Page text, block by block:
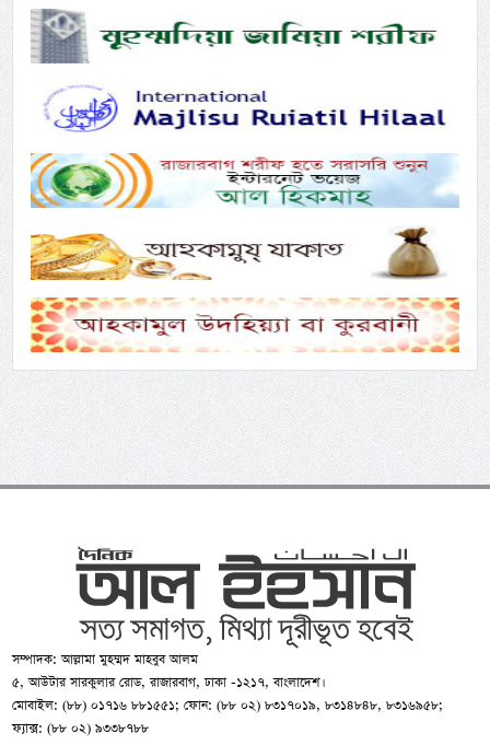
সম্পাদক: আল্লামা মুহম্মদ মাহবুব আলম
৫, আউটার সারকুলার রোড, রাজারবাগ, ঢাকা -১২১৭, বাংলাদেশ।
মোবাইল: (৮৮) ০১৭১৬ ৮৮১৫৫১; ফোন: (৮৮ ০২) ৮৩১৭০১৯, ৮৩১৪৮৪৮, ৮৩১৬৯৫৮;
ফ্যাক্স: (৮৮ ০২) ৯৩৩৮৭৮৮